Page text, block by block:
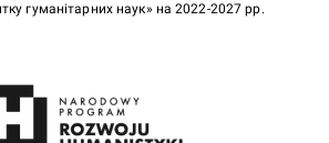
гуманітарних наук» на 2022-2027 рр.